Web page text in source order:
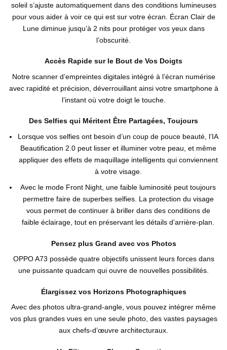
soleil s’ajuste automatiquement dans des conditions lumineuses
pour vous aider à voir ce qui est sur votre écran. Écran Clair de
Lune diminue jusqu’à 2 nits pour protéger vos yeux dans
l’obscurité.
Accès Rapide sur le Bout de Vos Doigts
Notre scanner d’empreintes digitales intégré à l’écran numérise
avec rapidité et précision, déverrouillant ainsi votre smartphone à
l’instant où votre doigt le touche.
Des Selfies qui Méritent Être Partagées, Toujours
Lorsque vos selfies ont besoin d’un coup de pouce beauté, l’IA
Beautification 2.0 peut lisser et illuminer votre peau, et même
appliquer des effets de maquillage intelligents qui conviennent
à votre visage.
Avec le mode Front Night, une faible luminosité peut toujours
permettre faire de superbes selfies. La protection du visage
vous permet de continuer à briller dans des conditions de
faible éclairage, tout en préservant les détails d’arrière-plan.
Pensez plus Grand avec vos Photos
OPPO A73 possède quatre objectifs unissent leurs forces dans
une puissante quadcam qui ouvre de nouvelles possibilités.
Élargissez vos Horizons Photographiques
Avec des photos ultra-grand-angle, vous pouvez intégrer même
vos plus grandes vues en une seule photo, des vastes paysages
aux chefs-d’œuvre architecturaux.